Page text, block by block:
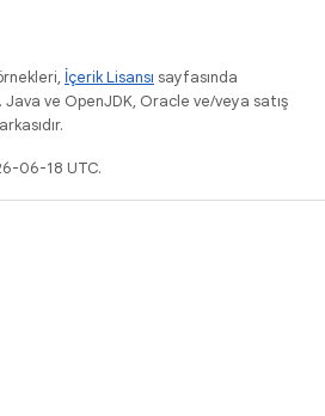
İçerik Lisansı sayfasında
ve OpenJDK, Oracle ve/veya satış
06-18 UTC.